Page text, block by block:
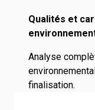
Qualités et
Analyse
finalisation.